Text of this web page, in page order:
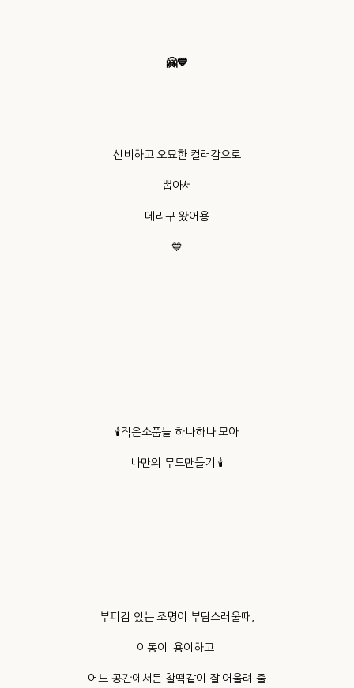
🤗💙
신비하고 오묘한 컬러감으로
뽑아서
데리구 왔어용
💙
🕯️작은소품들 하나하나 모아
나만의 무드만들기 🕯️
부피감 있는 조명이 부담스러울때,
이동이 용이하고
어느 공간에서든 찰떡같이 잘 어울려 줄